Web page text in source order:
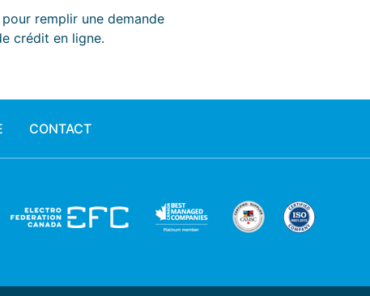
remplir une demande
crédit en ligne.
CONTACT